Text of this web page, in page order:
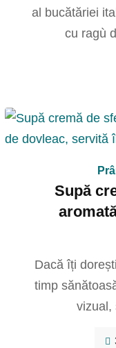
al bucătăriei
cu ragù
Supă
Dacă îți
timp
vizual,